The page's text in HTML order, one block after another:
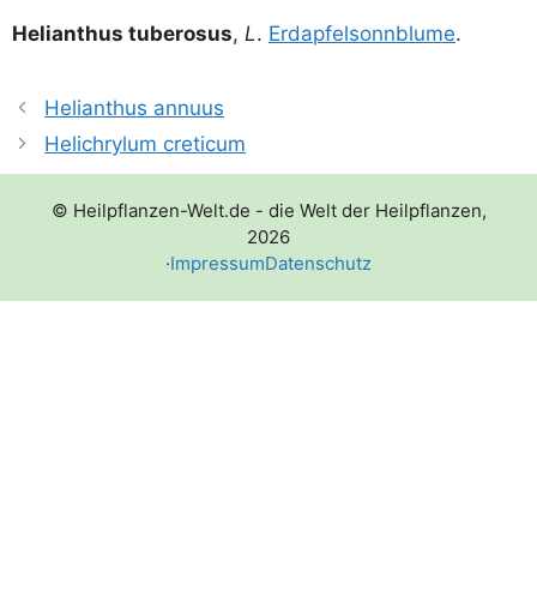
Heli­an­thus tubero­sus, L. Erd­ap­fel­sonn­blu­me.
Helianthus annuus
Helichrylum creticum
© Heilpflanzen-Welt.de - die Welt der Heilpflanzen,
2026
·ImpressumDatenschutz